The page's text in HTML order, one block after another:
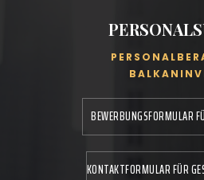
BEWERBUNGSFORMULAR
KONTAKTFORMULAR FÜR